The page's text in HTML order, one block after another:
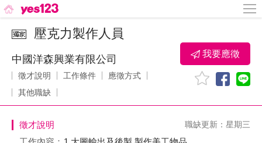
壓克力製作人員
中國洋森興業有限公司
徵才說明 工作條件
應徵方式
其他職缺
我要應徵
徵才說明 職缺更新：星期三